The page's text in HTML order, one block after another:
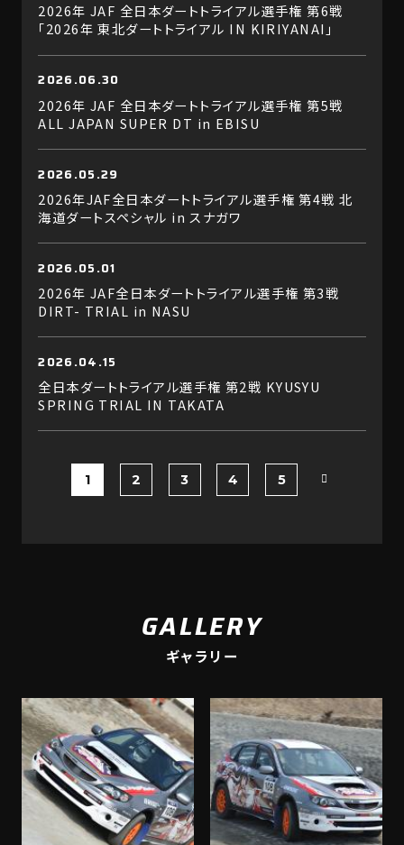
2026年 JAF 全日本ダートトライアル選手権 第6戦
「2026年 東北ダートトライアル IN KIRIYANAI」
2026.06.30
2026年 JAF 全日本ダートトライアル選手権 第5戦
ALL JAPAN SUPER DT in EBISU
2026.05.29
2026年JAF全日本ダートトライアル選手権 第4戦 北
海道ダートスペシャル in スナガワ
2026.05.01
2026年 JAF全日本ダートトライアル選手権 第3戦
DIRT- TRIAL in NASU
2026.04.15
全日本ダートトライアル選手権 第2戦 KYUSYU
SPRING TRIAL IN TAKATA
1 2 3 4 5
GALLERY
ギャラリー